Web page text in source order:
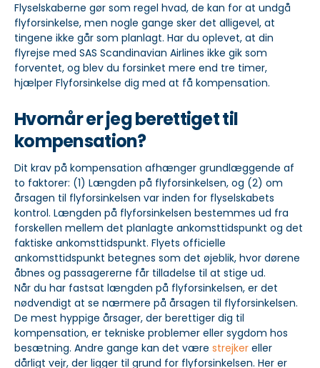
Flyselskaberne gør som regel hvad, de kan for at undgå
flyforsinkelse, men nogle gange sker det alligevel, at
tingene ikke går som planlagt. Har du oplevet, at din
flyrejse med SAS Scandinavian Airlines ikke gik som
forventet, og blev du forsinket mere end tre timer,
hjælper Flyforsinkelse dig med at få kompensation.
Hvornår er jeg berettiget til
kompensation?
Dit krav på kompensation afhænger grundlæggende af
to faktorer: (1) Længden på flyforsinkelsen, og (2) om
årsagen til flyforsinkelsen var inden for flyselskabets
kontrol. Længden på flyforsinkelsen bestemmes ud fra
forskellen mellem det planlagte ankomsttidspunkt og det
faktiske ankomsttidspunkt. Flyets officielle
ankomsttidspunkt betegnes som det øjeblik, hvor dørene
åbnes og passagererne får tilladelse til at stige ud.
Når du har fastsat længden på flyforsinkelsen, er det
nødvendigt at se nærmere på årsagen til flyforsinkelsen.
De mest hyppige årsager, der berettiger dig til
kompensation, er tekniske problemer eller sygdom hos
besætning. Andre gange kan det være strejker eller
dårligt vejr, der ligger til grund for flyforsinkelsen. Her er